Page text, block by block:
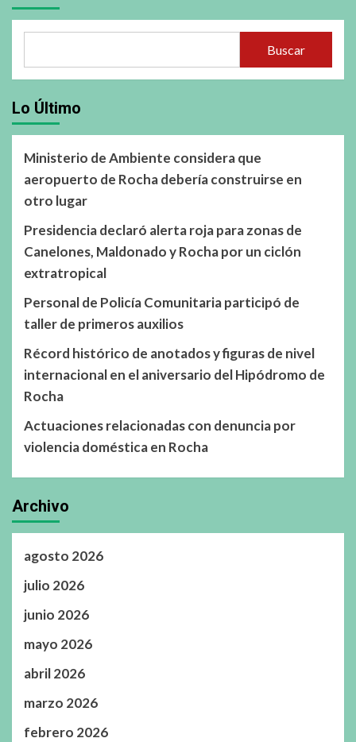
Buscar
Lo Último
Ministerio de Ambiente considera que
aeropuerto de Rocha debería construirse en
otro lugar
Presidencia declaró alerta roja para zonas de
Canelones, Maldonado y Rocha por un ciclón
extratropical
Personal de Policía Comunitaria participó de
taller de primeros auxilios
Récord histórico de anotados y figuras de nivel
internacional en el aniversario del Hipódromo de
Rocha
Actuaciones relacionadas con denuncia por
violencia doméstica en Rocha
Archivo
agosto 2026
julio 2026
junio 2026
mayo 2026
abril 2026
marzo 2026
febrero 2026